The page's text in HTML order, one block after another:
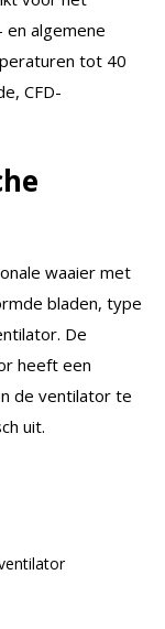
en algemene
tot 40
CFD-
waaier met
bladen, type
De
heeft een
de ventilator te
uit.